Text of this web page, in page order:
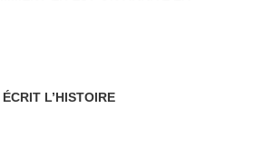
ÉCRIT L’HISTOIRE